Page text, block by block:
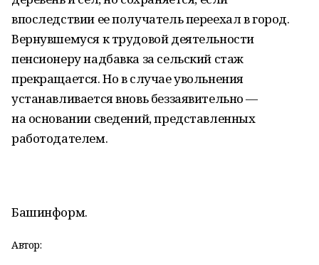
впоследствии ее получатель переехал в город.
Вернувшемуся к трудовой деятельности
пенсионеру надбавка за сельский стаж
прекращается. Но в случае увольнения
устанавливается вновь беззаявительно —
на основании сведений, представленных
работодателем.
Башинформ.
Автор: